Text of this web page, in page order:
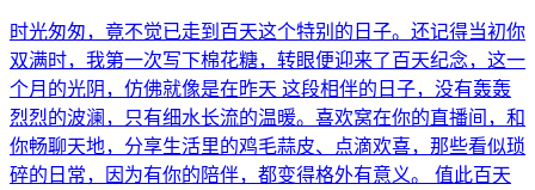
时光匆匆，竟不觉已走到百天这个特别的日子。还记得当初你
双满时，我第一次写下棉花糖，转眼便迎来了百天纪念，这一
个月的光阴，仿佛就像是在昨天 这段相伴的日子，没有轰轰
烈烈的波澜，只有细水长流的温暖。喜欢窝在你的直播间，和
你畅聊天地，分享生活里的鸡毛蒜皮、点滴欢喜，那些看似琐
碎的日常，因为有你的陪伴，都变得格外有意义。 值此百天